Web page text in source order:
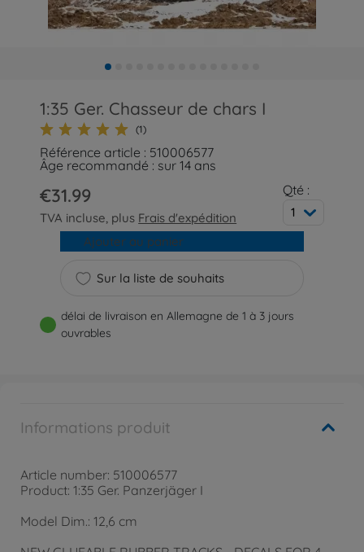
1:35 Ger. Chasseur de chars I
(1)
Référence article : 510006577
Âge recommandé : sur 14 ans
€31.99
TVA incluse, plus Frais d'expédition
Qté :
1
Sur la liste de souhaits
Ajouter au panier
délai de livraison en Allemagne de 1 à 3 jours
ouvrables
Informations produit
Article number: 510006577
Product: 1:35 Ger. Panzerjäger I
Model Dim.: 12,6 cm